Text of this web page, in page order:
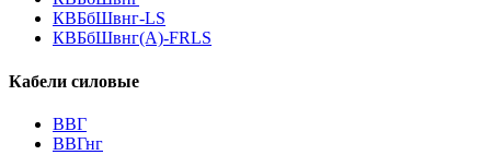
КВБбШвнг-LS
КВБбШвнг(А)-FRLS
Кабели силовые
ВВГ
ВВГнг